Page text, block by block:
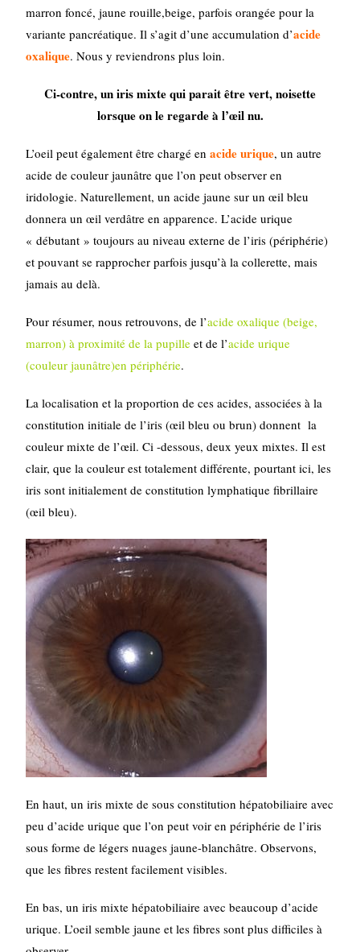
marron foncé, jaune rouille,beige, parfois orangée pour la
variante pancréatique. Il s’agit d’une accumulation d’acide
oxalique. Nous y reviendrons plus loin.
Ci-contre, un iris mixte qui parait être vert, noisette
lorsque on le regarde à l’œil nu.
L’oeil peut également être chargé enacide urique, un autre
acide de couleur jaunâtre que l’on peut observer en
iridologie. Naturellement, un acide jaune sur un œil bleu
donnera un œil verdâtre en apparence. L’acide urique
« débutant » toujours au niveau externe de l’iris (périphérie)
et pouvant se rapprocher parfois jusqu’à la collerette, mais
jamais au delà.
Pour résumer, nous retrouvons, de l’acide oxalique (beige,
marron) à proximité de la pupille et de l’acide urique
(couleur jaunâtre)en périphérie.
La localisation et la proportion de ces acides, associées à la
constitution initiale de l’iris (œil bleu ou brun) donnent la
couleur mixte de l’œil. Ci -dessous, deux yeux mixtes. Il est
clair, que la couleur est totalement différente, pourtant ici, les
iris sont initialement de constitution lymphatique fibrillaire
(œil bleu).
En haut, un iris mixte de sous constitution hépatobiliaire avec
peu d’acide urique que l’on peut voir en périphérie de l’iris
sous forme de légers nuages jaune-blanchâtre. Observons,
que les fibres restent facilement visibles.
En bas, un iris mixte hépatobiliaire avec beaucoup d’acide
urique. L’oeil semble jaune et les fibres sont plus difficiles à